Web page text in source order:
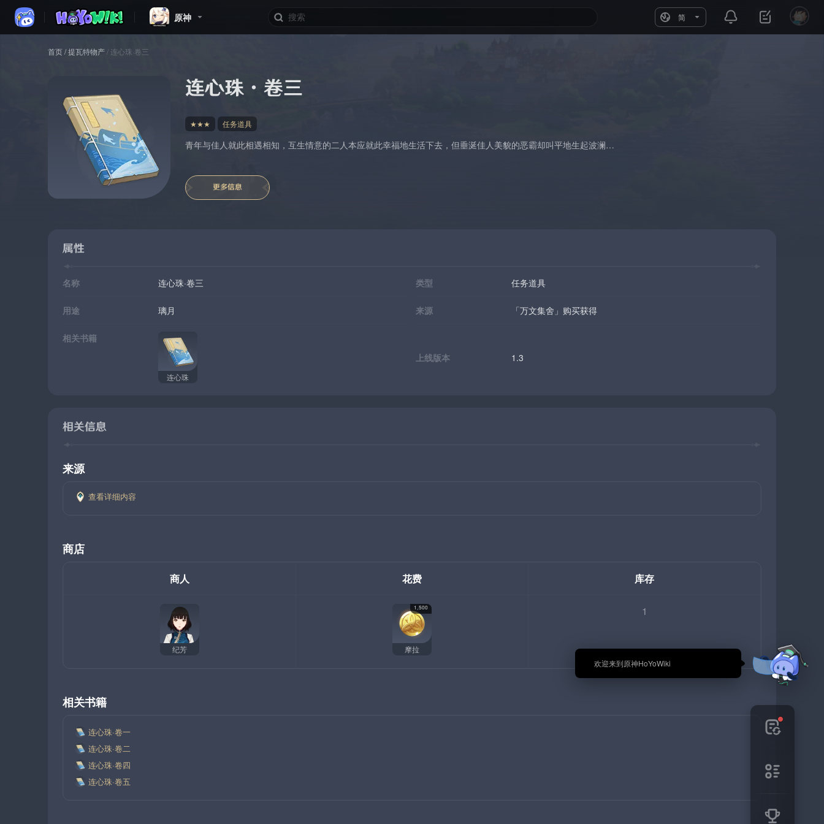
原神 简
🎉 欢迎来到原神HoYoWiki
首页/提瓦特物产/ 连心珠·卷三
连心珠·卷三
★★★ 任务道具
青年与佳人就此相遇相知，互生情意的二人本应就此幸福地生活下去，但垂涎佳人美貌的恶霸却叫平地生起波澜…
更多信息
属性
名称 连心珠·卷三 类型 任务道具
用途 璃月 来源 「万文集舍」购买获得
相关书籍
连心珠
上线版本 1.3
相关信息
来源
查看详细内容
商店
商人 花费 库存
纪芳
1,500
摩拉
1
相关书籍
连心珠·卷一
连心珠·卷二
连心珠·卷四
连心珠·卷五